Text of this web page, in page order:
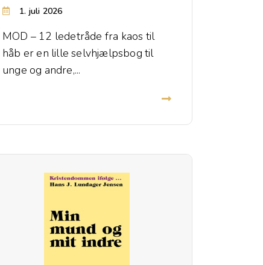
1. juli 2026
MOD – 12 ledetråde fra kaos til
håb er en lille selvhjælpsbog til
unge og andre,...